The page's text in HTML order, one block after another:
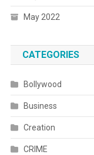
May 2022
CATEGORIES
Bollywood
Business
Creation
CRIME